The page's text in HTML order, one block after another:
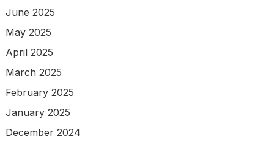
June 2025
May 2025
April 2025
March 2025
February 2025
January 2025
December 2024